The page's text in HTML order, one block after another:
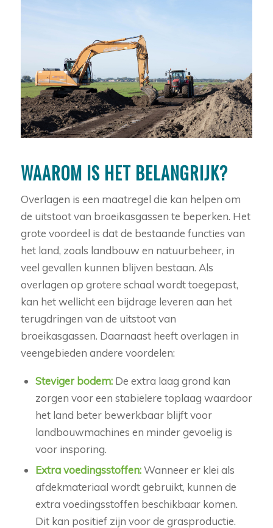
WAAROM IS HET BELANGRIJK?
Overlagen is een maatregel die kan helpen om
de uitstoot van broeikasgassen te beperken. Het
grote voordeel is dat de bestaande functies van
het land, zoals landbouw en natuurbeheer, in
veel gevallen kunnen blijven bestaan. Als
overlagen op grotere schaal wordt toegepast,
kan het wellicht een bijdrage leveren aan het
terugdringen van de uitstoot van
broeikasgassen. Daarnaast heeft overlagen in
veengebieden andere voordelen:
Steviger bodem: De extra laag grond kan
zorgen voor een stabielere toplaag waardoor
het land beter bewerkbaar blijft voor
landbouwmachines en minder gevoelig is
voor insporing.
Extra voedingsstoffen:Wanneer er klei als
afdekmateriaal wordt gebruikt, kunnen de
extra voedingsstoffen beschikbaar komen.
Dit kan positief zijn voor de grasproductie.